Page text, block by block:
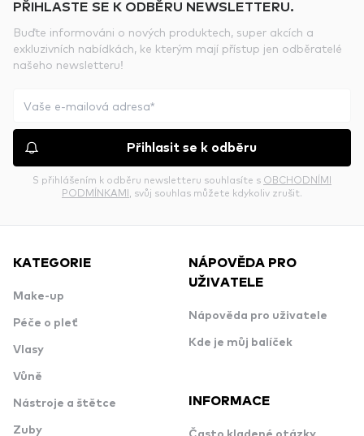
PŘIHLASTE SE K ODBĚRU NEWSLETTERU.
Buďte informováni o nových produktech, super akcích a
exkluzivních nabídkách, ke kterým mají přístup jen odběratelé
našeho newsletteru!
Přihlasit se k odběru
S přihlášením k odběru newsletteru souhlasíte s OBCHODNÍMI
PODMÍNKAMI, svůj souhlas můžete kdykoliv zrušit.
KATEGORIE
Make-up
Péče o pleť
Vlasy
Vůně
Nástroje a štětce
Zuby
NÁPOVĚDA PRO
UŽIVATELE
Nápověda pro uživatele
Kde je můj balíček
INFORMACE